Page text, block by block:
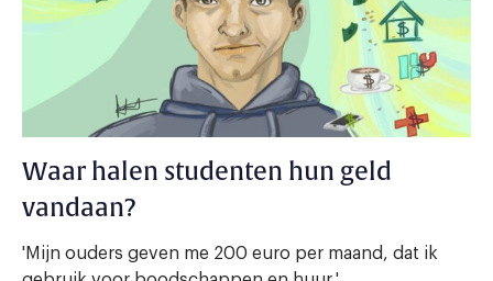
Waar halen studenten hun geld
vandaan?
'Mijn ouders geven me 200 euro per maand, dat ik